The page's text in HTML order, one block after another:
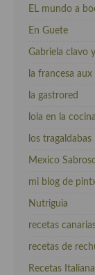
EL mundo a
En Guete
Gabriela clavo
la francesa
la gastrored
lola en la cocina
los tragaldabas
Mexico
mi blog de
Nutriguia
recetas
recetas de
Recetas